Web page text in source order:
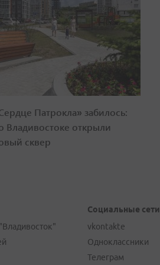
Патрокла» забилось:
Владивостоке открыли
сквер
Социальные сети
vkontakte
Одноклассники
Телеграм